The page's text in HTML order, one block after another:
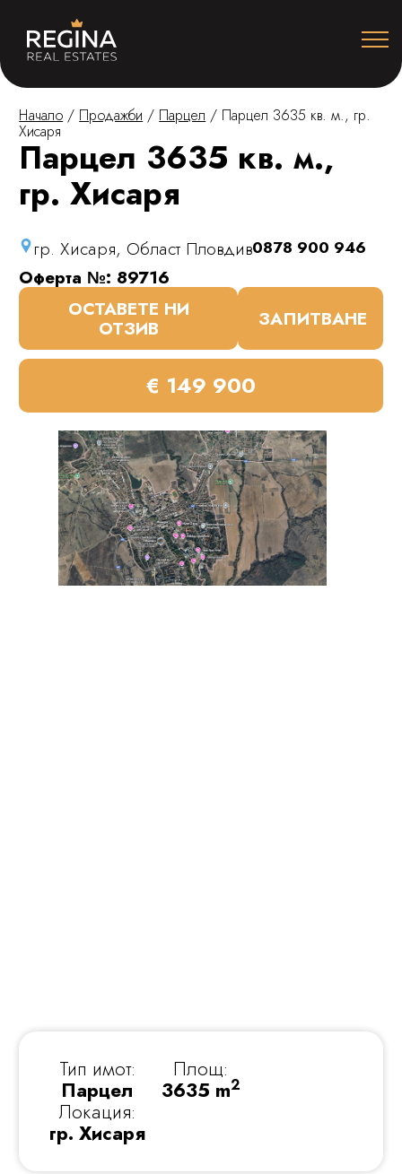
Начало / Продажби / Парцел / Парцел 3635 кв. м., гр.
Хисаря
Парцел 3635 кв. м.,
гр. Хисаря
гр. Хисаря, Област Пловдив0878 900 946
Оферта №: 89716
ОСТАВЕТЕ НИ
ОТЗИВ ЗАПИТВАНЕ
€ 149 900
Тип имот:
Парцел
Локация:
гр. Хисаря
Площ:
3635 m2